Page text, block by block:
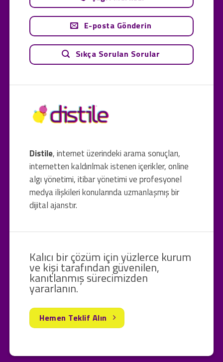
Distile, internet üzerindeki arama sonuçları,
internetten kaldırılmak istenen içerikler, online
algı yönetimi, itibar yönetimi ve profesyonel
medya ilişkileri konularında uzmanlaşmış bir
dijital ajanstır.
E-posta Gönderin
Sıkça Sorulan Sorular
Kalıcı bir çözüm için yüzlerce kurum
ve kişi tarafından güvenilen,
kanıtlanmış sürecimizden
yararlanın.
Hemen Teklif Alın